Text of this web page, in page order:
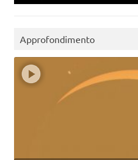
Approfondimento